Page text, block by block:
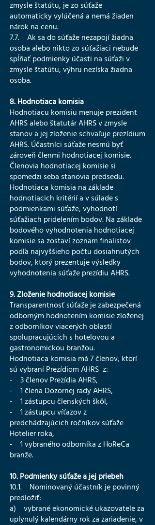
zmysle štatútu, je zo súťaže
automaticky vylúčená a nemá žiaden
nárok na cenu.
7.7. Ak sa do súťaže nezapojí žiadna
osoba alebo nikto zo súťažiaci nebude
spĺňať podmienky účasti na súťaži v
zmysle štatútu, výhru nezíska žiadna
osoba.
8. Hodnotiaca komisia
Hodnotiacu komisiu menuje prezident
AHRS alebo štatutár AHRS v zmysle
stanov a jej zloženie schvaľuje prezídium
AHRS. Účastníci súťaže nesmú byť
zároveň členmi hodnotiacej komisie.
Členovia hodnotiacej komisie si
spomedzi seba stanovia predsedu.
Hodnotiaca komisia na základe
hodnotiacich kritérií a v súlade s
podmienkami súťaže, vyhodnotí
súťažiach pridelením bodov. Na základe
bodového vyhodnotenia hodnotiacej
komisie sa zostaví zoznam finalistov
podľa najvyššieho počtu dosiahnutých
bodov, ktorý prezentuje výsledky
vyhodnotenia súťaže prezídiu AHRS.
9. Zloženie hodnotiacej komisie
Transparentnosť súťaže je zabezpečená
odborným hodnotením komisie zloženej
z odborníkov viacerých oblastí
spolupracujúcich s hotelovou a
gastronomickou branžou.
Hodnotiaca komisia má 7 členov, ktorí
sú vybraní Prezídiom AHRS z:
- 3 členov Prezídia AHRS,
- 1 člena Dozornej rady AHRS,
- 1 zástupcu členských škôl,
- 1 zástupcu víťazov z
predchádzajúcich ročníkov súťaže
Hotelier roka,
- 1 vybraného odborníka z HoReCa
branže.
10. Podmienky súťaže a jej priebeh
10.1. Nominovaný účastník je povinný
predložiť:
a) vybrané ekonomické ukazovatele za
uplynulý kalendárny rok za zariadenie, v